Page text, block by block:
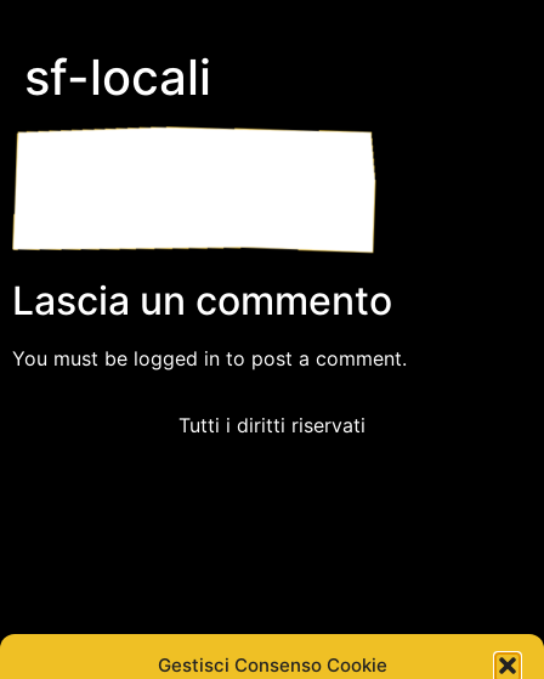
Gestisci Consenso Cookie
sf-locali
Lascia un commento
You must be logged in to post a comment.
Tutti i diritti riservati